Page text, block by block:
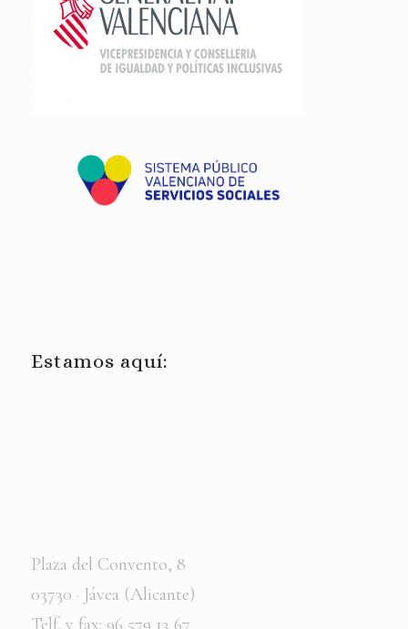
Estamos aquí:
Plaza del Convento, 8
03730 · Jávea (Alicante)
Telf. y fax: 96 579 13 67